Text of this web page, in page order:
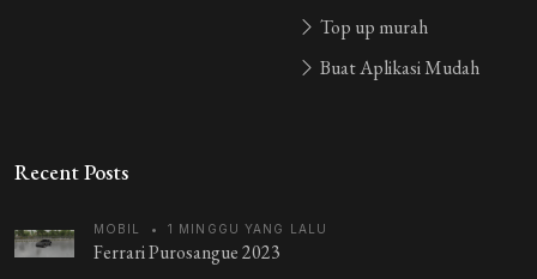
Top up murah
Buat Aplikasi Mudah
Recent Posts
MOBIL • 1 MINGGU YANG LALU
Ferrari Purosangue 2023